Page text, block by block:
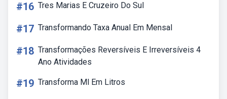
#16 Tres Marias E Cruzeiro Do Sul
#17 Transformando Taxa Anual Em Mensal
#18 Transformações Reversíveis E Irreversíveis 4
Ano Atividades
#19 Transforma Ml Em Litros